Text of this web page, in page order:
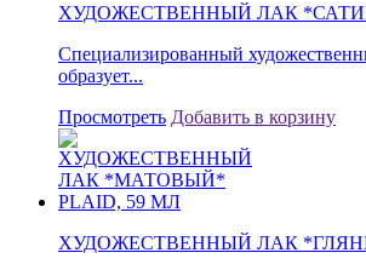
ХУДОЖЕСТВЕННЫЙ ЛАК
Специализированный
образует...
Просмотреть Добавить в корзину
ХУДОЖЕСТВЕННЫЙ ЛАК